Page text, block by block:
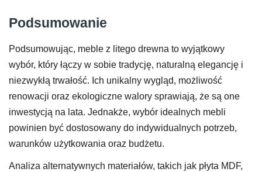
Podsumowanie
Podsumowując, meble z litego drewna to wyjątkowy
wybór, który łączy w sobie tradycję, naturalną elegancję i
niezwykłą trwałość. Ich unikalny wygląd, możliwość
renowacji oraz ekologiczne walory sprawiają, że są one
inwestycją na lata. Jednakże, wybór idealnych mebli
powinien być dostosowany do indywidualnych potrzeb,
warunków użytkowania oraz budżetu.
Analiza alternatywnych materiałów, takich jak płyta MDF,